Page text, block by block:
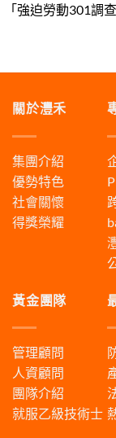
「強迫勞動301調
關於灃禾
集團介紹
優勢特色
社會關懷
得獎榮耀
黃金團隊
管理顧問
人資顧問
團隊介紹
就服乙級技術士